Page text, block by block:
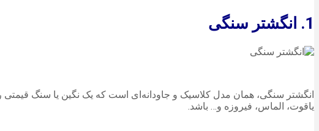
1. انگشتر سنگی
انگشتر سنگی، همان مدل کلاسیک و جاودانه‌ای است که یک نگین یا سنگ
یاقوت، الماس، فیروزه و… باشد.